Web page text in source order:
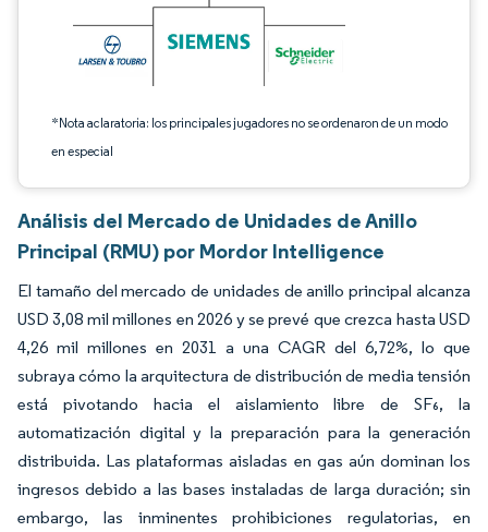
*Nota aclaratoria: los principales jugadores no se ordenaron de un modo
en especial
Análisis del Mercado de Unidades de Anillo
Principal (RMU) por Mordor Intelligence
El tamaño del mercado de unidades de anillo principal alcanza
USD 3,08 mil millones en 2026 y se prevé que crezca hasta USD
4,26 mil millones en 2031 a una CAGR del 6,72%, lo que
subraya cómo la arquitectura de distribución de media tensión
está pivotando hacia el aislamiento libre de SF₆, la
automatización digital y la preparación para la generación
distribuida. Las plataformas aisladas en gas aún dominan los
ingresos debido a las bases instaladas de larga duración; sin
embargo, las inminentes prohibiciones regulatorias, en